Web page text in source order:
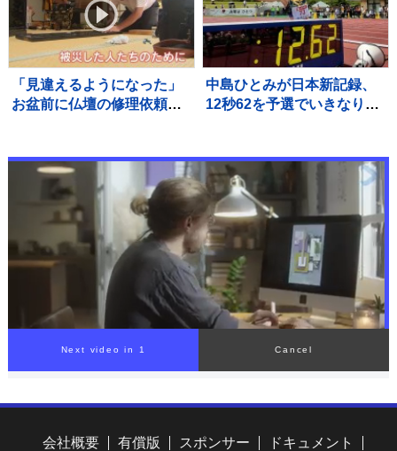
けしたりしようね」
北麓ワールドトライアル】
「見違えるようになった」
お盆前に仏壇の修理依頼が
中島ひとみが日本新記録、
12秒62を予選でいきなりマ
麓ワールドトライアル】
会社概要 有償版 スポンサー ドキュメント